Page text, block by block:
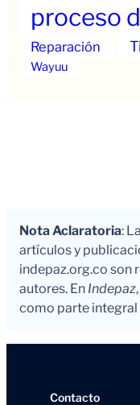
proceso
Reparación
Wayuu
Nota Aclaratoria:
artículos y
indepaz.org.co son
autores. En Indepaz
como parte
Contacto